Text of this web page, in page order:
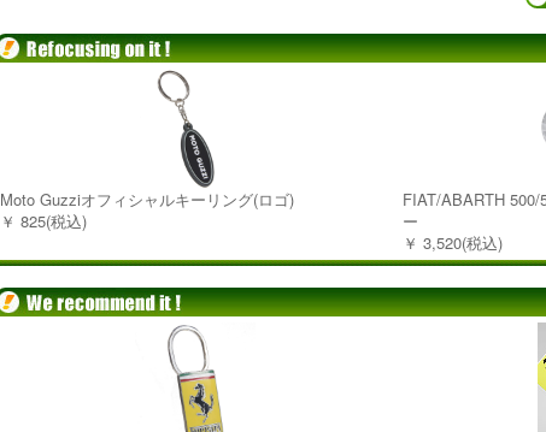
Moto Guzziオフィシャルキーリング(ロゴ)
￥ 825(税込)
FIAT/ABARTH 500/
ー
￥ 3,520(税込)